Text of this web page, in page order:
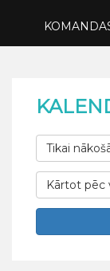
Tikai
Kārtot pēc